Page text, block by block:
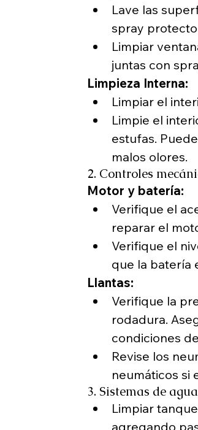
Lave las
spray
Limpiar
juntas con
Limpieza Interna:
Limpiar el
Limpie el
estufas.
malos olores.
2. Controles
Motor y batería:
Verifique el
reparar el
Verifique el
que la batería
Llantas:
Verifique la
rodadura.
condiciones
Revise los
neumáticos si
3. Sistemas de agua
Limpiar
agregando